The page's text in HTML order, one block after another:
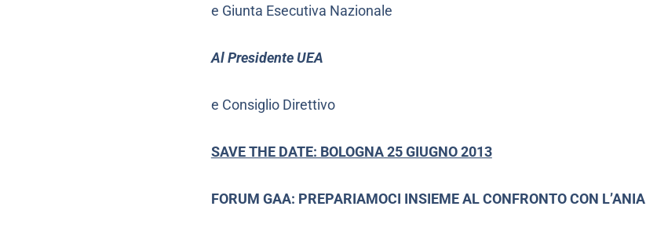
e Giunta Esecutiva Nazionale
Al Presidente UEA
e Consiglio Direttivo
SAVE THE DATE: BOLOGNA 25 GIUGNO 2013
FORUM GAA: PREPARIAMOCI INSIEME AL CONFRONTO CON L’ANIA